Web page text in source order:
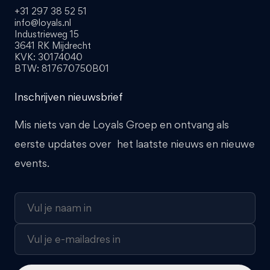
+31 297 38 52 51
info@loyals.nl
Industrieweg 15
3641 RK Mijdrecht
KVK: 30174040
BTW: 817670750B01
Inschrijven nieuwsbrief
Mis niets van de Loyals Groep en ontvang als
eerste updates over het laatste nieuws en nieuwe
events.